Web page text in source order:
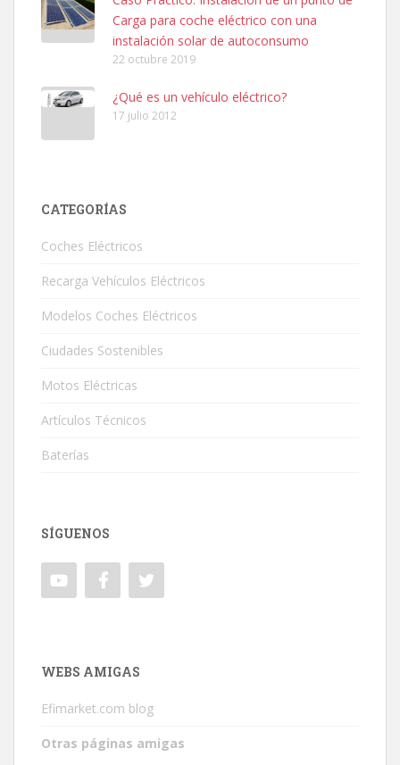
Carga para coche eléctrico con una
instalación solar de autoconsumo
22 octubre 2019
¿Qué es un vehículo eléctrico?
17 julio 2012
CATEGORÍAS
Coches Eléctricos
Recarga Vehículos Eléctricos
Modelos Coches Eléctricos
Ciudades Sostenibles
Motos Eléctricas
Artículos Técnicos
Baterías
SÍGUENOS
WEBS AMIGAS
Efimarket.com blog
Otras páginas amigas